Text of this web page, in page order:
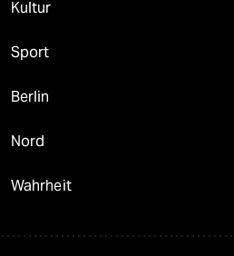
Kultur
Sport
Berlin
Nord
Wahrheit